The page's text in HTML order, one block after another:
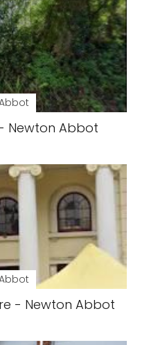
Newton Abbot
- Newton Abbot